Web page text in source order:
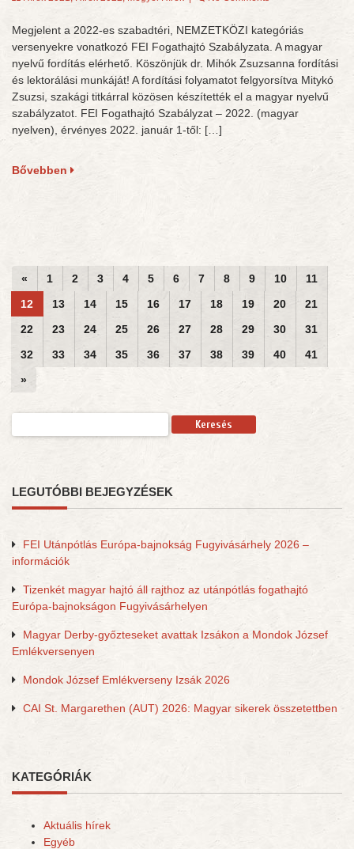
Megjelent a 2022-es szabadtéri, NEMZETKÖZI kategóriás
versenyekre vonatkozó FEI Fogathajtó Szabályzata. A magyar
nyelvű fordítás elérhető. Köszönjük dr. Mihók Zsuzsanna fordítási
és lektorálási munkáját! A fordítási folyamatot felgyorsítva Mitykó
Zsuzsi, szakági titkárral közösen készítették el a magyar nyelvű
szabályzatot. FEI Fogathajtó Szabályzat – 2022. (magyar
nyelven), érvényes 2022. január 1-től: […]
Bővebben
« 1 2 3 4 5 6 7 8 9 10
11
12
13 14 15 16 17 18 19 20
21
22
23 24 25 26 27 28 29 30
31
32
33 34 35 36 37 38 39 40
41
»
LEGUTÓBBI BEJEGYZÉSEK
FEI Utánpótlás Európa-bajnokság Fugyivásárhely 2026 –
információk
Tizenkét magyar hajtó áll rajthoz az utánpótlás fogathajtó
Európa-bajnokságon Fugyivásárhelyen
Magyar Derby-győzteseket avattak Izsákon a Mondok József
Emlékversenyen
Mondok József Emlékverseny Izsák 2026
CAI St. Margarethen (AUT) 2026: Magyar sikerek összetettben
KATEGÓRIÁK
Aktuális hírek
Egyéb